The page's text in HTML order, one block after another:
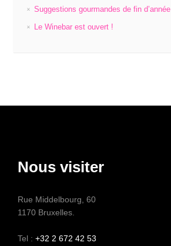
Suggestions gourmandes de fin d’année
Le Winebar est ouvert !
Nous visiter
Rue Middelbourg, 60
1170 Bruxelles.
Tel :+32 2 672 42 53